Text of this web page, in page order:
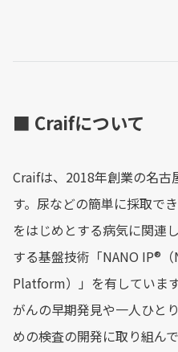
■ Craifについて
Craifは、2018年創業の名古
す。尿などの簡単に採取で
をはじめとする病気に関連
する基盤技術「NANO IP®︎
Platform）」を有していま
がんの早期発見や一人ひと
めの検査の開発に取り組ん